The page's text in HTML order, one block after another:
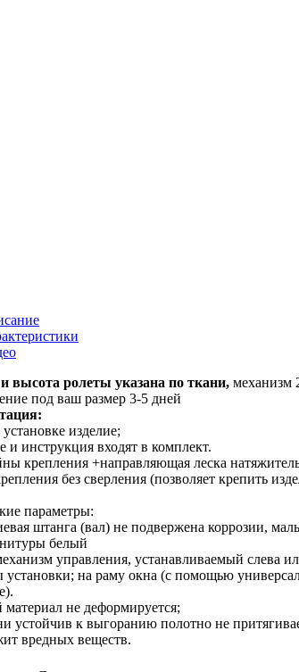
высота ролеты указана по ткани, механизм
под ваш размер 3-5 дней
изделие;
и инструкция входят в комплект.
крепления +направляющая леска
без сверления (позволяет крепить
параметры:
штанга (вал) не подвержена коррозии,
белый
управления, устанавливаемый слева
установки; на раму окна (с помощью
не деформируется;
устойчив к выгоранию полотно не
вредных веществ.